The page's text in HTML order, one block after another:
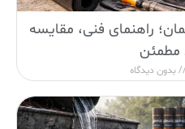
راهنمای فنی، مقایسه
مطمئن
بدون دیدگاه